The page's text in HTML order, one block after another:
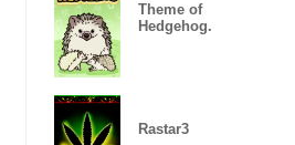
Theme of
Hedgehog.
Rastar3